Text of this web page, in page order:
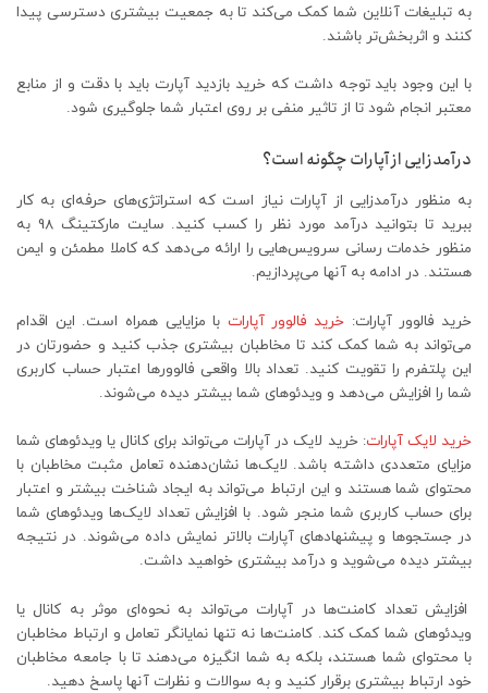
به تبلیغات آنلاین شما کمک می‌کند تا به جمعیت بیشتری دسترسی پیدا
کنند و اثربخش‌تر باشند.
با این وجود باید توجه داشت که خرید بازدید آپارت باید با دقت و از منابع
معتبر انجام شود تا از تاثیر منفی بر روی اعتبار شما جلوگیری شود.
درآمدزایی از آپارات چگونه است؟
به منظور درآمدزایی از آپارات نیاز است که استراتژی‌های حرفه‌ای به کار
ببرید تا بتوانید درآمد مورد نظر را کسب کنید. سایت مارکتینگ 98 به
منظور خدمات رسانی سرویس‌هایی را ارائه می‌دهد که کاملا مطمئن و ایمن
هستند. در ادامه به آنها می‌پردازیم.
خرید فالوور آپارات: خرید فالوور آپارات با مزایایی همراه است. این اقدام
می‌تواند به شما کمک کند تا مخاطبان بیشتری جذب کنید و حضورتان در
این پلتفرم را تقویت کنید. تعداد بالا واقعی فالوورها اعتبار حساب کاربری
شما را افزایش می‌دهد و ویدئوهای شما بیشتر دیده می‌شوند.
خرید لایک آپارات: خرید لایک در آپارات می‌تواند برای کانال یا ویدئوهای شما
مزایای متعددی داشته باشد. لایک‌ها نشان‌دهنده تعامل مثبت مخاطبان با
محتوای شما هستند و این ارتباط می‌تواند به ایجاد شناخت بیشتر و اعتبار
برای حساب کاربری شما منجر شود. با افزایش تعداد لایک‌ها ویدئوهای شما
در جستجوها و پیشنهادهای آپارات بالاتر نمایش داده می‌شوند. در نتیجه
بیشتر دیده می‌شوید و درآمد بیشتری خواهید داشت.
افزایش تعداد کامنت‌ها در آپارات می‌تواند به نحوه‌ای موثر به کانال یا
ویدئوهای شما کمک کند. کامنت‌ها نه تنها نمایانگر تعامل و ارتباط مخاطبان
با محتوای شما هستند، بلکه به شما انگیزه می‌دهند تا با جامعه‌ مخاطبان
خود ارتباط بیشتری برقرار کنید و به سوالات و نظرات آنها پاسخ دهید.